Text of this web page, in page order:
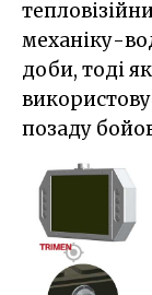
механіку-
доби, тоді
позаду